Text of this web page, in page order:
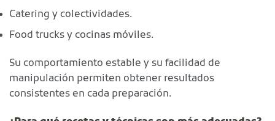
Catering y colectividades.
Food trucks y cocinas móviles.
Su comportamiento estable y su facilidad de
manipulación permiten obtener resultados
consistentes en cada preparación.